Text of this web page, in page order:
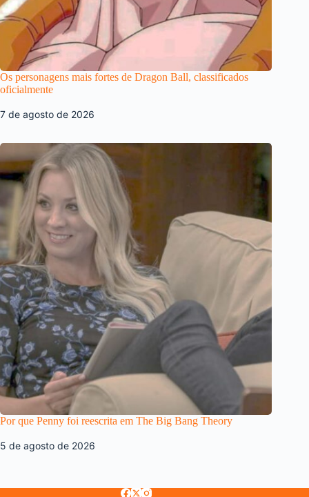
Os personagens mais fortes de Dragon Ball, classificados
oficialmente
7 de agosto de 2026
Por que Penny foi reescrita em The Big Bang Theory
5 de agosto de 2026